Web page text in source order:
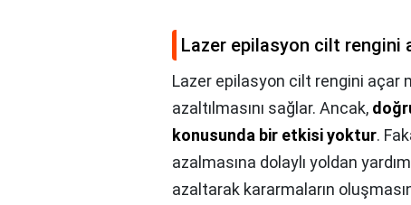
Lazer epilasyon cilt rengini
Lazer epilasyon cilt rengini açar
azaltılmasını sağlar. Ancak,
konusunda bir etkisi yoktur.
azalmasına dolaylı yoldan
azaltarak kararmaların